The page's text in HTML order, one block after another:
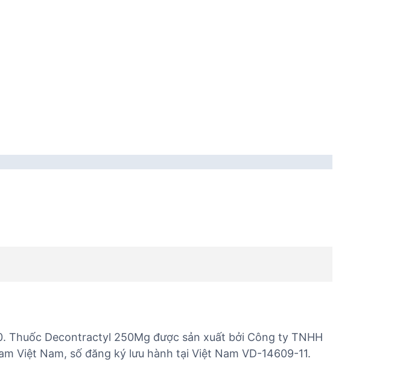
Decontractyl 250Mg được sản xuất bởi Công ty TNHH
Việt Nam, số đăng ký lưu hành tại Việt Nam VD-14609-11.